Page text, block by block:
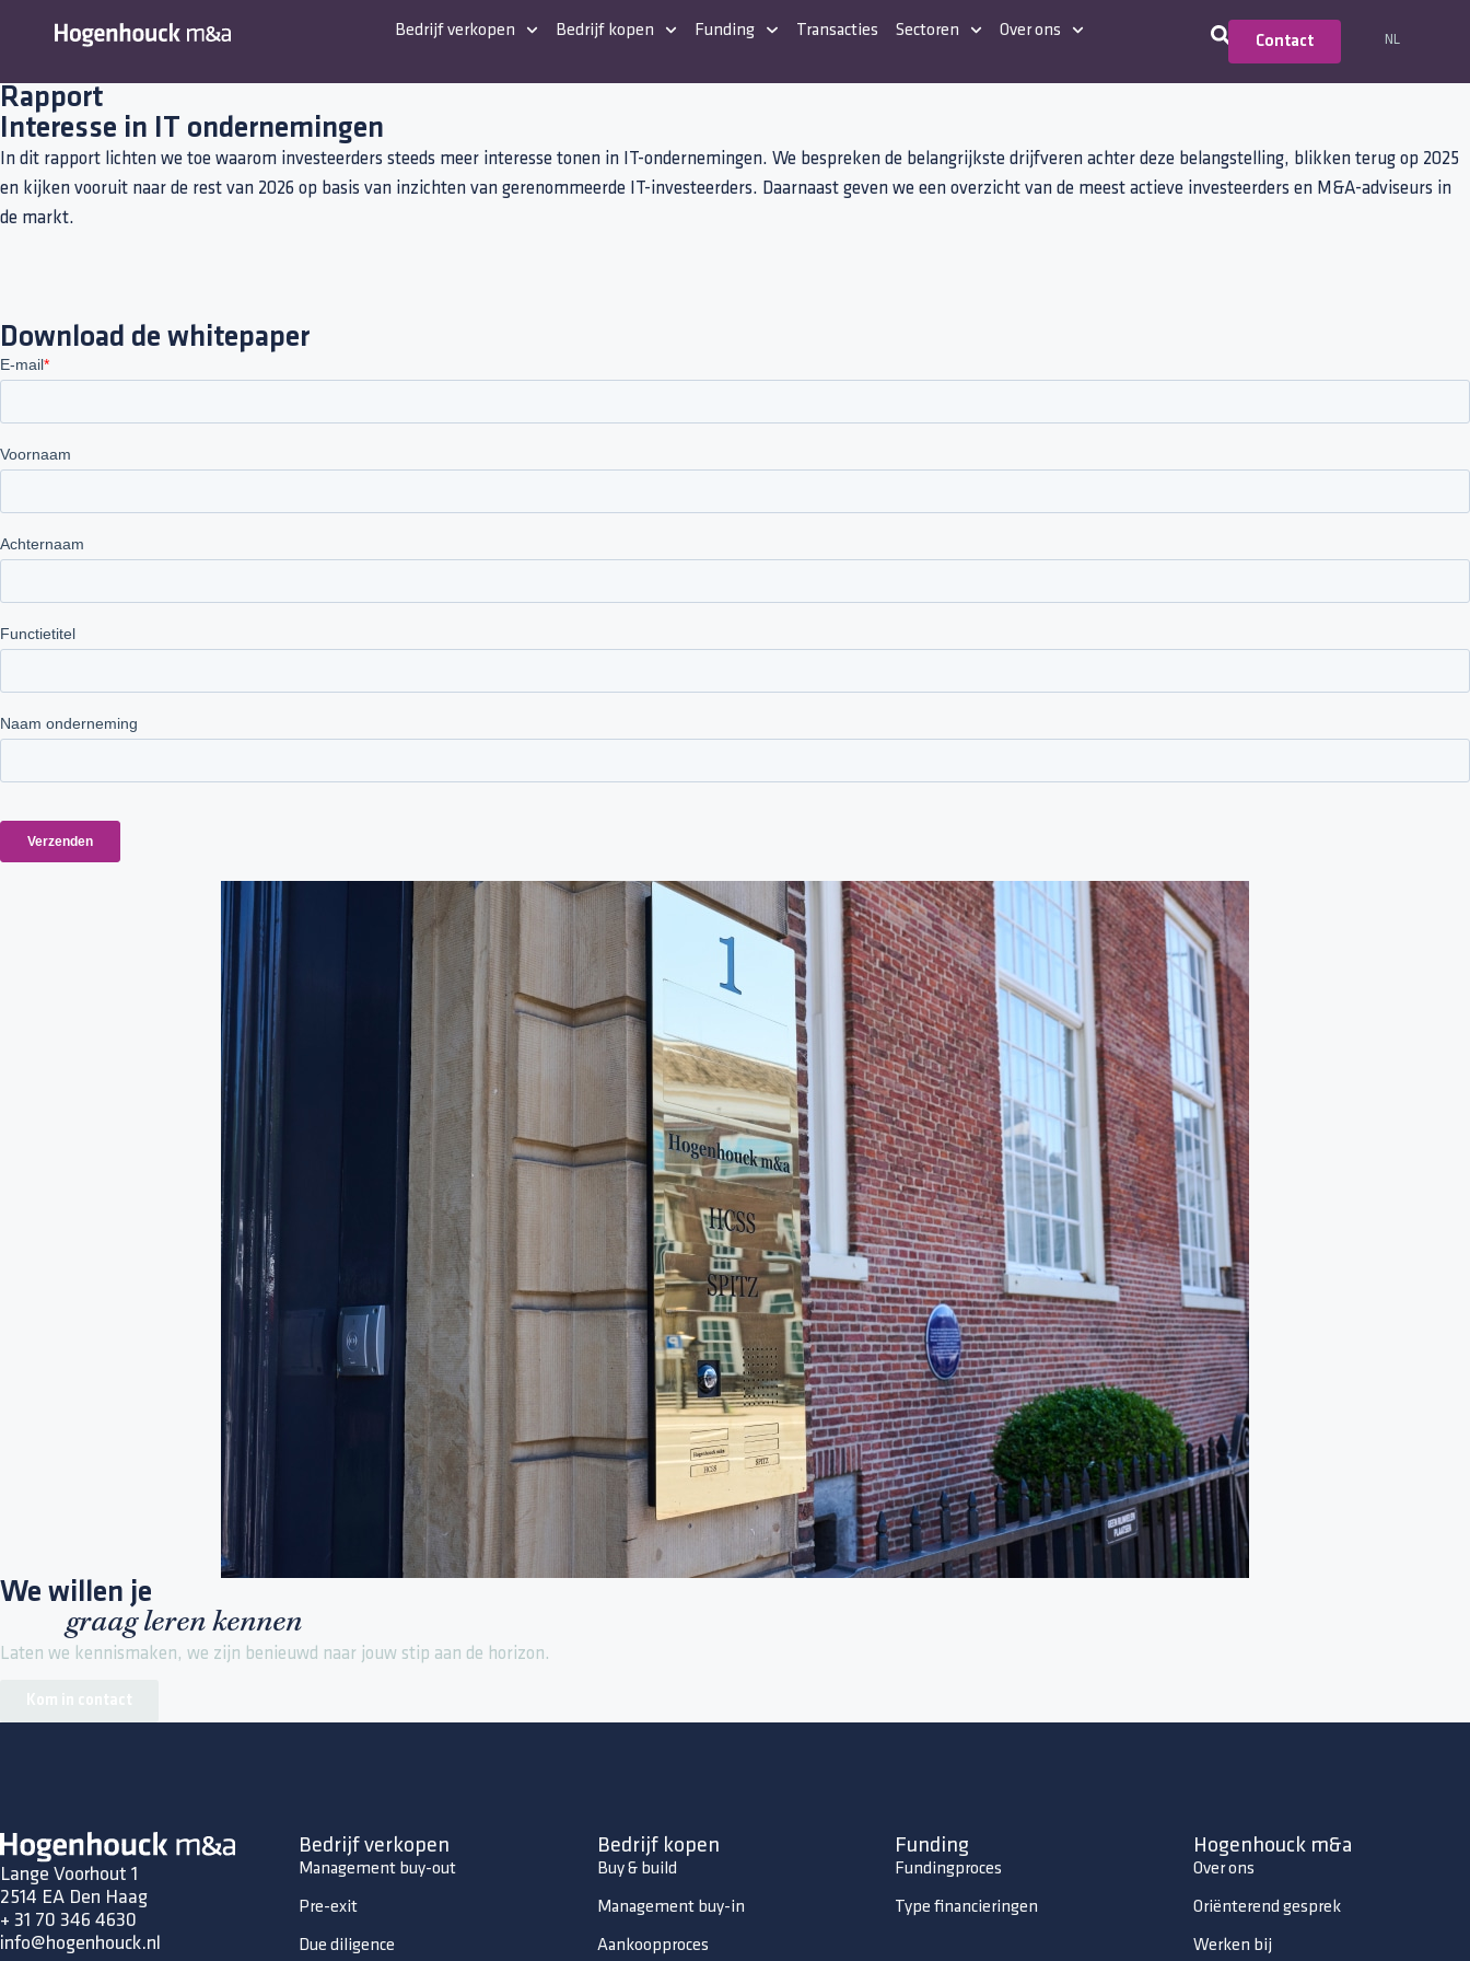
Bedrijf verkopen Bedrijf kopen Funding Transacties Sectoren Over ons
Contact NL
Rapport
Interesse in IT ondernemingen
In dit rapport lichten we toe waarom investeerders steeds meer interesse tonen in IT-ondernemingen. We bespreken de belangrijkste drijfveren achter deze belangstelling, blikken terug op 2025
en kijken vooruit naar de rest van 2026 op basis van inzichten van gerenommeerde IT-investeerders. Daarnaast geven we een overzicht van de meest actieve investeerders en M&A-adviseurs in
de markt.
Download de whitepaper
We willen je
graag leren kennen
Laten we kennismaken, we zijn benieuwd naar jouw stip aan de horizon.
Lange Voorhout 1
2514 EA Den Haag
+ 31 70 346 4630
info@hogenhouck.nl
Bedrijf verkopen
Management buy-out
Pre-exit
Due diligence
Bedrijf kopen
Buy & build
Management buy-in
Aankoopproces
Funding
Fundingproces
Type financieringen
Hogenhouck m&a
Over ons
Oriënterend gesprek
Werken bij